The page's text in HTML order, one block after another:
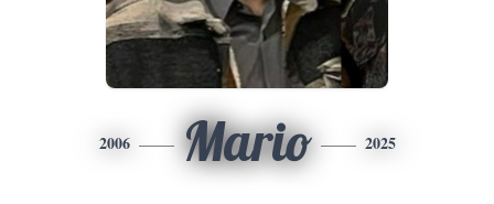
2006 Mario 2025